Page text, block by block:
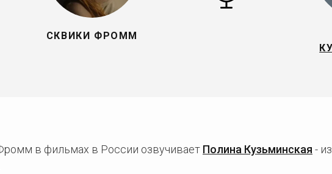
СКВИКИ ФРОММ
в фильмах в России озвучивает Полина Кузьминская -